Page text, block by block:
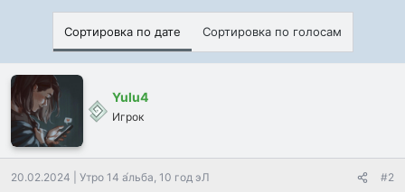
Сортировка по дате Сортировка по голосам
Yulu4
Игрок
20.02.2024 Утро 14 а́льба, 10 год эЛ #2